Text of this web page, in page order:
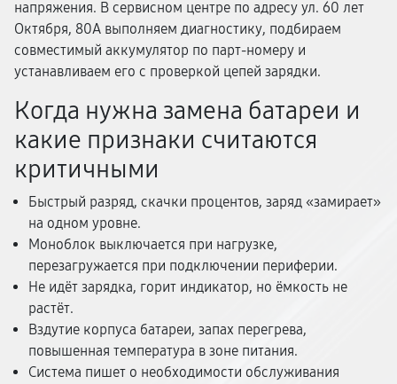
напряжения. В сервисном центре по адресу ул. 60 лет
Октября, 80А выполняем диагностику, подбираем
совместимый аккумулятор по парт-номеру и
устанавливаем его с проверкой цепей зарядки.
Когда нужна замена батареи и
какие признаки считаются
критичными
Быстрый разряд, скачки процентов, заряд «замирает»
на одном уровне.
Моноблок выключается при нагрузке,
перезагружается при подключении периферии.
Не идёт зарядка, горит индикатор, но ёмкость не
растёт.
Вздутие корпуса батареи, запах перегрева,
повышенная температура в зоне питания.
Система пишет о необходимости обслуживания